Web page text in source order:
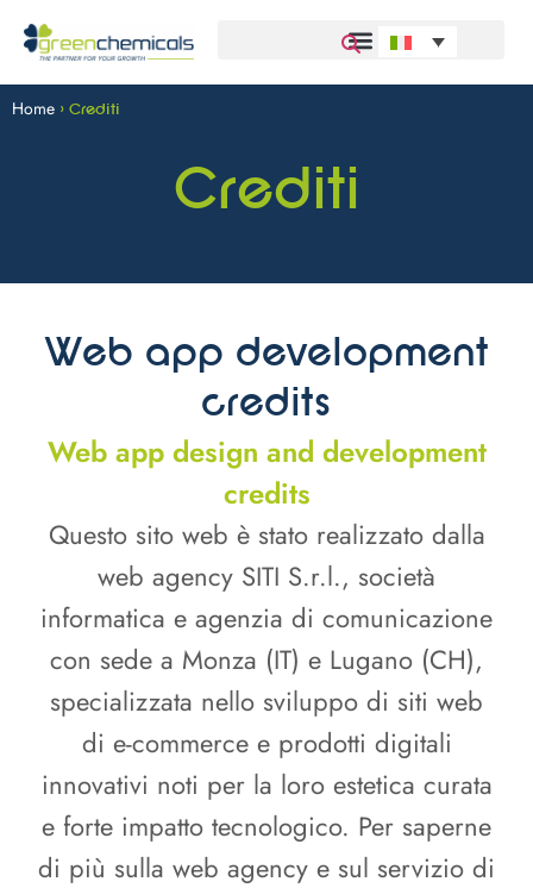
Home > Crediti
Crediti
Web app development
credits
Web app design and development
credits
Questo sito web è stato realizzato dalla
web agency SITI S.r.l., società
informatica e agenzia di comunicazione
con sede a Monza (IT) e Lugano (CH),
specializzata nello sviluppo di siti web
di e-commerce e prodotti digitali
innovativi noti per la loro estetica curata
e forte impatto tecnologico. Per saperne
di più sulla web agency e sul servizio di